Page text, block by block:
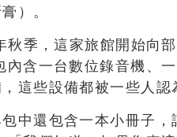
）。
秋季，這家旅館開始向
內含一台數位錄音機、
這些設備都被一些人認
中還包含一本小冊子，